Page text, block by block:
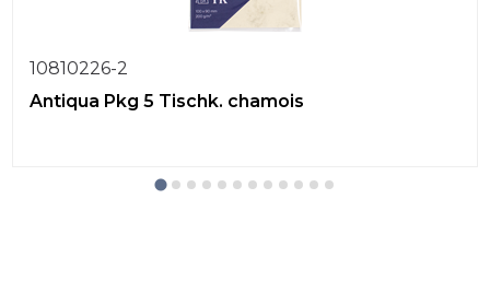
10810226-2
Antiqua Pkg 5 Tischk. chamois